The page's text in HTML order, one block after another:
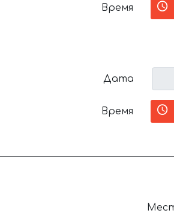
Время
Дата
Время